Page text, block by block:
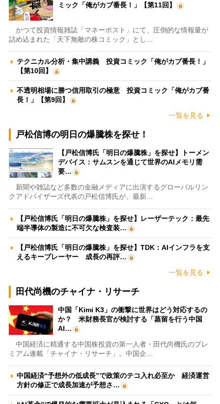
ミック「俺がカブ番長！」【第11回】
かつて投資情報雑誌「マネーポスト」にて、圧倒的な情報量が
詰め込まれた「天下無敵の株コミック」とし…
テクニカル分析・集中講義 投資コミック「俺がカブ番長！」
【第10回】
不透明相場に勝つ信用取引の極意 投資コミック「俺がカブ番
長！」【第9回】
一覧を見る
戸松信博の明日の爆騰株を探せ！
【戸松信博氏「明日の爆騰株」を探せ】トーメン
デバイス：サムスンを通じて世界のAIメモリ需
要…
新聞や雑誌など多数の金融メディアに出演するグローバルリン
クアドバイザーズ代表の戸松信博氏が、最新…
【戸松信博氏「明日の爆騰株」を探せ】レーザーテック：最先
端半導体の製造に不可欠な検査装…
【戸松信博氏「明日の爆騰株」を探せ】TDK：AIインフラを支
えるキープレーヤー 成長の再評…
一覧を見る
田代尚機のチャイナ・リサーチ
中国「Kimi K3」の衝撃に世界はどう対応するの
か？ 米財務長官が検討する「蒸留を行う中国
AI…
中国経済に精通する中国株投資の第一人者・田代尚機氏のプレ
ミアム連載「チャイナ・リサーチ」。中国企…
中国経済“予想外の低成長”で政策のテコ入れ必至か 経済運営
方針の修正で成長加速が予想さ…